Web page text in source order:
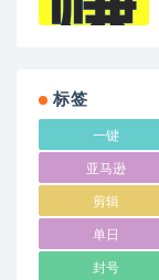
标签
一键
亚马逊
剪辑
单日
封号